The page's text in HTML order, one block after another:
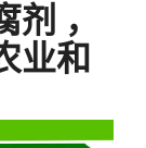
，
业和